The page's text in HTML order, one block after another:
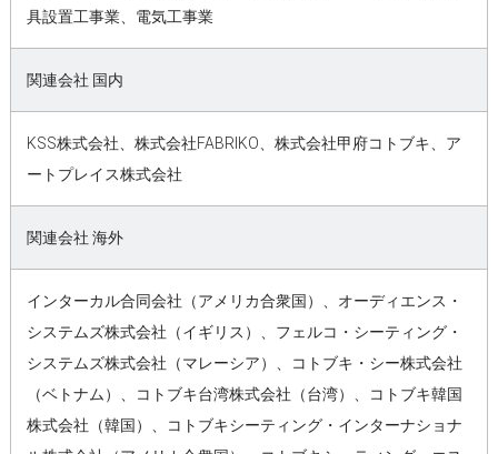
具設置工事業、電気工事業
関連会社 国内
KSS株式会社、株式会社FABRIKO、株式会社甲府コトブキ、ア
ートプレイス株式会社
関連会社 海外
インターカル合同会社（アメリカ合衆国）、オーディエンス・
システムズ株式会社（イギリス）、フェルコ・シーティング・
システムズ株式会社（マレーシア）、コトブキ・シー株式会社
（ベトナム）、コトブキ台湾株式会社（台湾）、コトブキ韓国
株式会社（韓国）、コトブキシーティング・インターナショナ